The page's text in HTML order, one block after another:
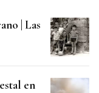
| Las
en